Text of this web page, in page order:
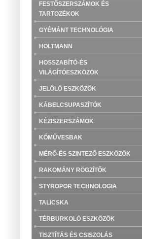
FESTŐSZERSZÁMOK ÉS
TARTOZÉKOK
GYÉMÁNT TECHNOLÓGIA
HOLTMANN
HOSSZABÍTÓ-ÉS
VILÁGÍTÓESZKÖZÖK
JELÖLŐ ESZKÖZÖK
KÁBELCSUPASZÍTÓK
KÉZISZERSZÁMOK
KŐMŰVESBAK
MÉRŐ-ÉS SZINTEZŐ ESZKÖZÖK
RAKOMÁNY RÖGZÍTŐK
STYROPOR TECHNOLOGIA
TALICSKA
TÉRBURKOLÓ ESZKÖZÖK
TISZTÍTÁS ÉS CSISZOLÁS